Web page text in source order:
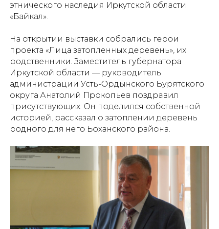
этнического наследия Иркутской области
«Байкал».
На открытии выставки собрались герои
проекта «Лица затопленных деревень», их
родственники. Заместитель губернатора
Иркутской области — руководитель
администрации Усть-Ордынского Бурятского
округа Анатолий Прокопьев поздравил
присутствующих. Он поделился собственной
историей, рассказал о затоплении деревень
родного для него Боханского района.